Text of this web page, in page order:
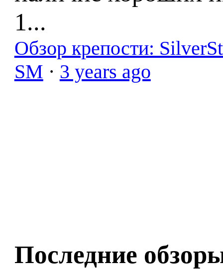
1...
Обзор крепости:
SM · 3 years ago
Последние